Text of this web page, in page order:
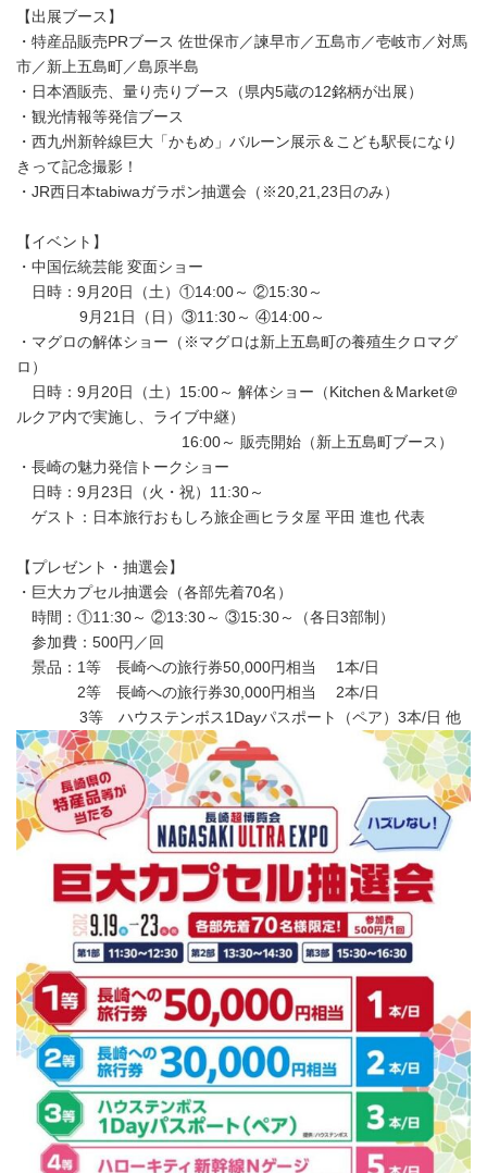
【出展ブース】
・特産品販売PRブース 佐世保市／諫早市／五島市／壱岐市／対馬
市／新上五島町／島原半島
・日本酒販売、量り売りブース（県内5蔵の12銘柄が出展）
・観光情報等発信ブース
・西九州新幹線巨大「かもめ」バルーン展示＆こども駅長になり
きって記念撮影！
・JR西日本tabiwaガラポン抽選会（※20,21,23日のみ）
【イベント】
・中国伝統芸能 変面ショー
日時：9月20日（土）①14:00～ ②15:30～
9月21日（日）③11:30～ ④14:00～
・マグロの解体ショー（※マグロは新上五島町の養殖生クロマグ
ロ）
日時：9月20日（土）15:00～ 解体ショー（Kitchen＆Market＠
ルクア内で実施し、ライブ中継）
16:00～ 販売開始（新上五島町ブース）
・長崎の魅力発信トークショー
日時：9月23日（火・祝）11:30～
ゲスト：日本旅行おもしろ旅企画ヒラタ屋 平田 進也 代表
【プレゼント・抽選会】
・巨大カプセル抽選会（各部先着70名）
時間：①11:30～ ②13:30～ ③15:30～（各日3部制）
参加費：500円／回
景品：1等 長崎への旅行券50,000円相当 1本/日
2等 長崎への旅行券30,000円相当 2本/日
3等 ハウステンボス1Dayパスポート（ペア）3本/日 他